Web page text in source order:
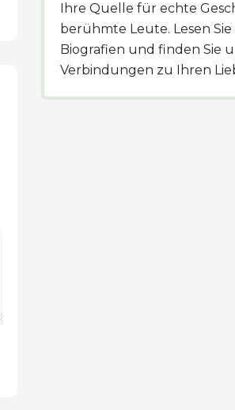
Ihre Quelle für echte
berühmte Leute. Lesen
Biografien und finden Sie
Verbindungen zu Ihren